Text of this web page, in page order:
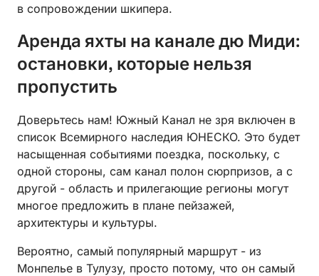
в сопровождении шкипера.
Аренда яхты на канале дю Миди:
остановки, которые нельзя
пропустить
Доверьтесь нам! Южный Канал не зря включен в
список Всемирного наследия ЮНЕСКО. Это будет
насыщенная событиями поездка, поскольку, с
одной стороны, сам канал полон сюрпризов, а с
другой - область и прилегающие регионы могут
многое предложить в плане пейзажей,
архитектуры и культуры.
Вероятно, самый популярный маршрут - из
Монпелье в Тулузу, просто потому, что он самый